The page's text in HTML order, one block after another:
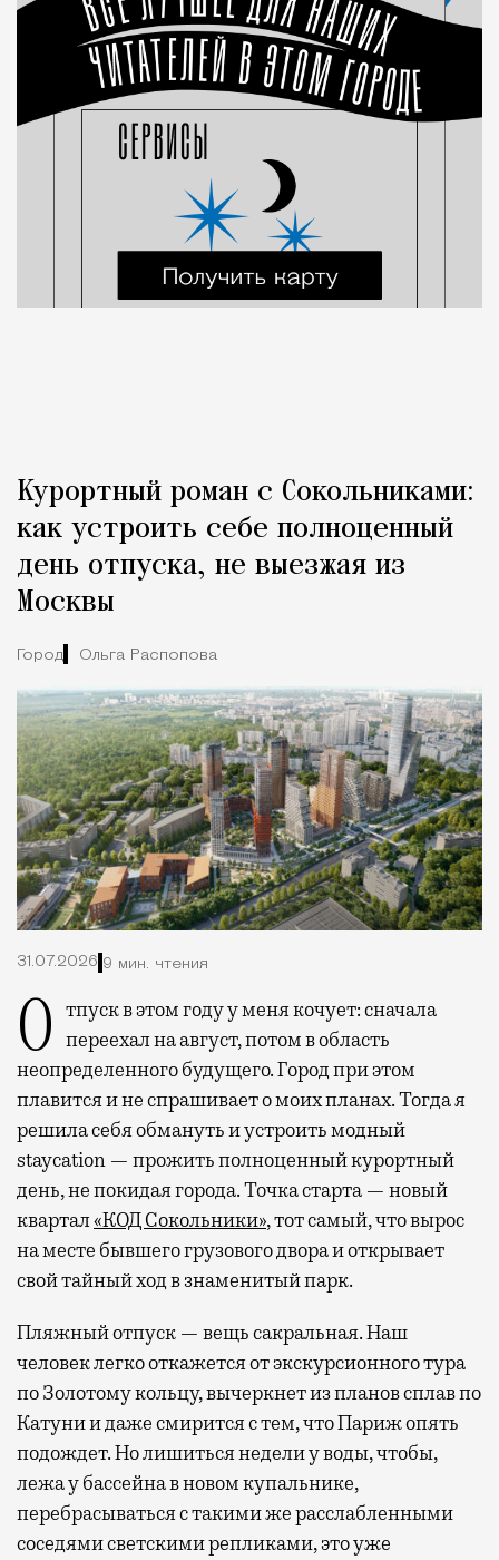
Курортный роман с Сокольниками:
как устроить себе полноценный
день отпуска, не выезжая из
Москвы
Город Ольга Распопова
31.07.2026 9 мин. чтения
Отпуск в этом году у меня кочует: сначала переехал на август, потом в область
неопределенного будущего. Город при этом
плавится и не спрашивает о моих планах. Тогда я
решила себя обмануть и устроить модный
staycation — прожить полноценный курортный
день, не покидая города. Точка старта — новый
квартал«КОД Сокольники», тот самый, что вырос
на месте бывшего грузового двора и открывает
свой тайный ход в знаменитый парк.
Пляжный отпуск — вещь сакральная. Наш
человек легко откажется от экскурсионного тура
по Золотому кольцу, вычеркнет из планов сплав по
Катуни и даже смирится с тем, что Париж опять
подождет. Но лишиться недели у воды, чтобы,
лежа у бассейна в новом купальнике,
перебрасываться с такими же расслабленными
соседями светскими репликами, это уже